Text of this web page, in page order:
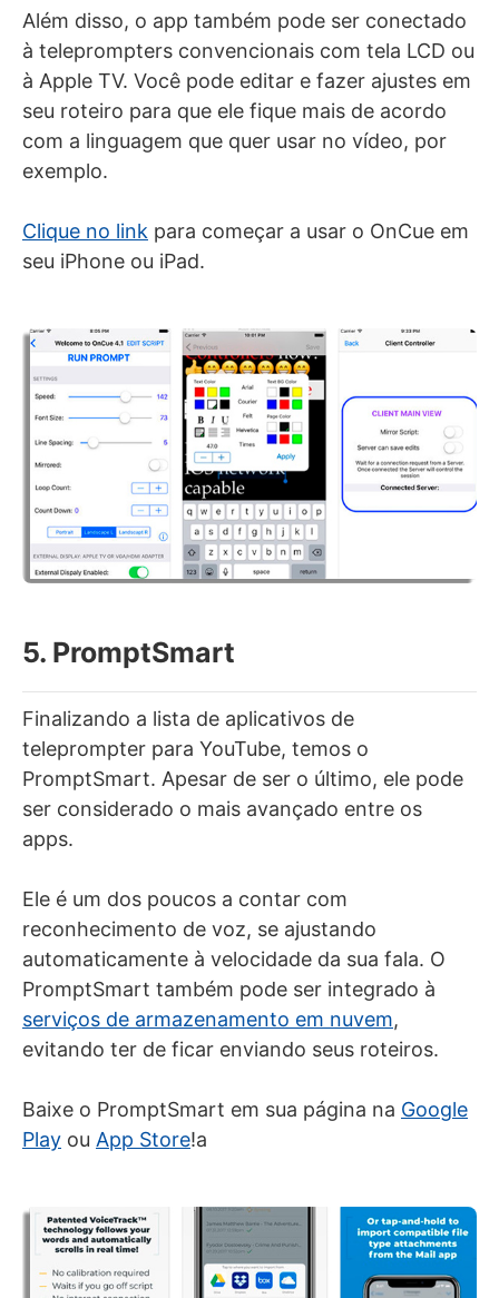
Além disso, o app também pode ser conectado
à teleprompters convencionais com tela LCD ou
à Apple TV. Você pode editar e fazer ajustes em
seu roteiro para que ele fique mais de acordo
com a linguagem que quer usar no vídeo, por
exemplo.
Clique no link para começar a usar o OnCue em
seu iPhone ou iPad.
5. PromptSmart
Finalizando a lista de aplicativos de
teleprompter para YouTube, temos o
PromptSmart. Apesar de ser o último, ele pode
ser considerado o mais avançado entre os
apps.
Ele é um dos poucos a contar com
reconhecimento de voz, se ajustando
automaticamente à velocidade da sua fala. O
PromptSmart também pode ser integrado à
serviços de armazenamento em nuvem,
evitando ter de ficar enviando seus roteiros.
Baixe o PromptSmart em sua página na Google
Play ou App Store!a